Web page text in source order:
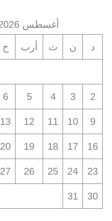
أغسطس 2026
د ن ث أرب خ
2
3
4
5
6
9
10
11
12
13
16
17
18
19
20
23
24
25
26
27
30
31